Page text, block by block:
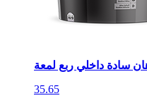
سادة داخلي ربع لمعة
35.65